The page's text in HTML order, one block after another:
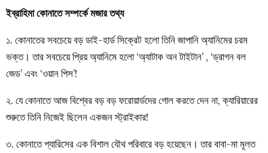
ইব্রাহিমা কোনাতে সম্পর্কে মজার তথ্য
১. কোনাতের সবচেয়ে বড় ডাই-হার্ড সিক্রেট হলো তিনি জাপানি অ্যানিমের চরম
ভক্ত। তার সবচেয়ে প্রিয় অ্যানিমে হলো ‘অ্যাটাক অন টাইটান’ , ‘ড্রাগন বল
জেড’ এবং ‘ওয়ান পিস’!
২. যে কোনাতে আজ বিশ্বের বড় বড় ফরোয়ার্ডদের গোল করতে দেন না, ক্যারিয়ারের
শুরুতে তিনি নিজেই ছিলেন একজন স্ট্রাইকার!
৩. কোনাতে প্যারিসের এক বিশাল যৌথ পরিবারে বড় হয়েছেন। তার বাবা-মা মূলত